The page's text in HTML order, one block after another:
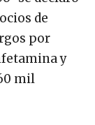
de
por
y
mil